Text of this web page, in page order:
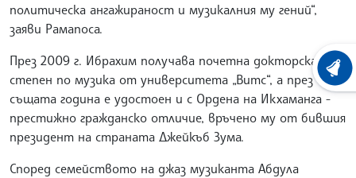
политическа ангажираност и музикалния му гений“,
заяви Рамапоса.
През 2009 г. Ибрахим получава почетна докторска
степен по музика от университета „Витс“, а през
същата година е удостоен и с Ордена на Икхаманга -
престижно гражданско отличие, връчено му от бившия
президент на страната Джейкъб Зума.
Според семейството на джаз музиканта Абдула